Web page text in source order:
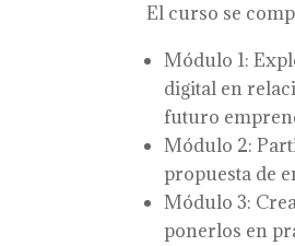
El curso se
Módulo 1:
digital en
futuro
Módulo 2:
propuesta de
Módulo 3:
ponerlos en